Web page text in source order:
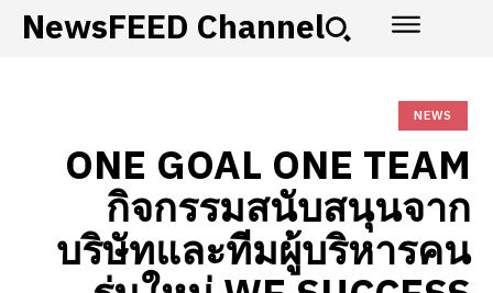
NewsFEED Channel
NEWS
ONE GOAL ONE TEAM
กิจกรรมสนับสนุนจาก
บริษัทและทีมผู้บริหารคน